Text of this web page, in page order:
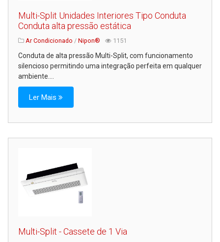
Multi-Split Unidades Interiores Tipo Conduta
Conduta alta pressão estática
Ar Condicionado / Nipon® 1151
Conduta de alta pressão Multi-Split, com funcionamento
silencioso permitindo uma integração perfeita em qualquer
ambiente....
Ler Mais
Multi-Split - Cassete de 1 Via